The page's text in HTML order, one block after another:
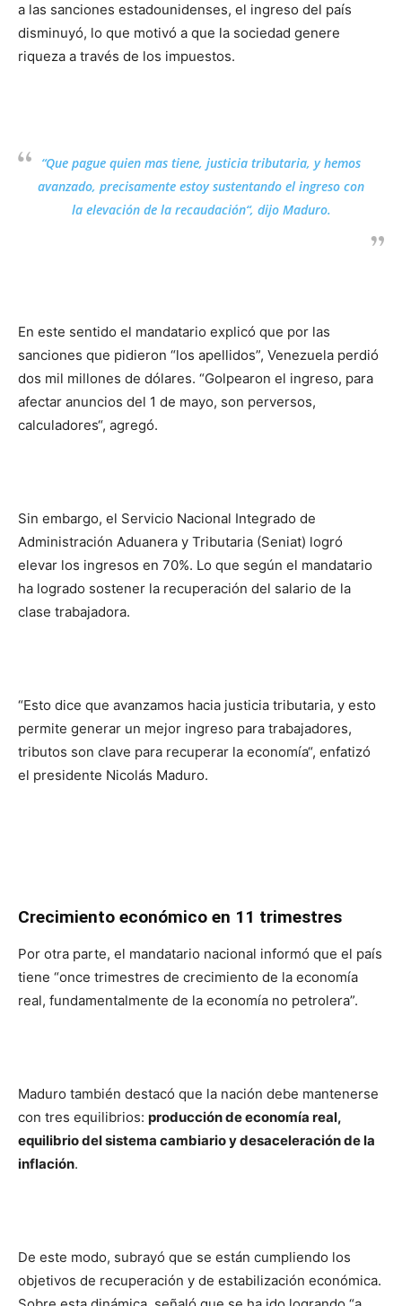
a las sanciones estadounidenses, el ingreso del país
disminuyó, lo que motivó a que la sociedad genere
riqueza a través de los impuestos.
“Que pague quien mas tiene, justicia tributaria, y hemos
avanzado, precisamente estoy sustentando el ingreso con
la elevación de la recaudación“, dijo Maduro.
En este sentido el mandatario explicó que por las
sanciones que pidieron “los apellidos”, Venezuela perdió
dos mil millones de dólares. “Golpearon el ingreso, para
afectar anuncios del 1 de mayo, son perversos,
calculadores“, agregó.
Sin embargo, el Servicio Nacional Integrado de
Administración Aduanera y Tributaria (Seniat) logró
elevar los ingresos en 70%. Lo que según el mandatario
ha logrado sostener la recuperación del salario de la
clase trabajadora.
“Esto dice que avanzamos hacia justicia tributaria, y esto
permite generar un mejor ingreso para trabajadores,
tributos son clave para recuperar la economía“, enfatizó
el presidente Nicolás Maduro.
Crecimiento económico en 11 trimestres
Por otra parte, el mandatario nacional informó que el país
tiene “once trimestres de crecimiento de la economía
real, fundamentalmente de la economía no petrolera”.
Maduro también destacó que la nación debe mantenerse
con tres equilibrios: producción de economía real,
equilibrio del sistema cambiario y desaceleración de la
inflación.
De este modo, subrayó que se están cumpliendo los
objetivos de recuperación y de estabilización económica.